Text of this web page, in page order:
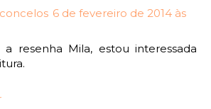
6 de fevereiro de 2014 às
resenha Mila, estou interessada